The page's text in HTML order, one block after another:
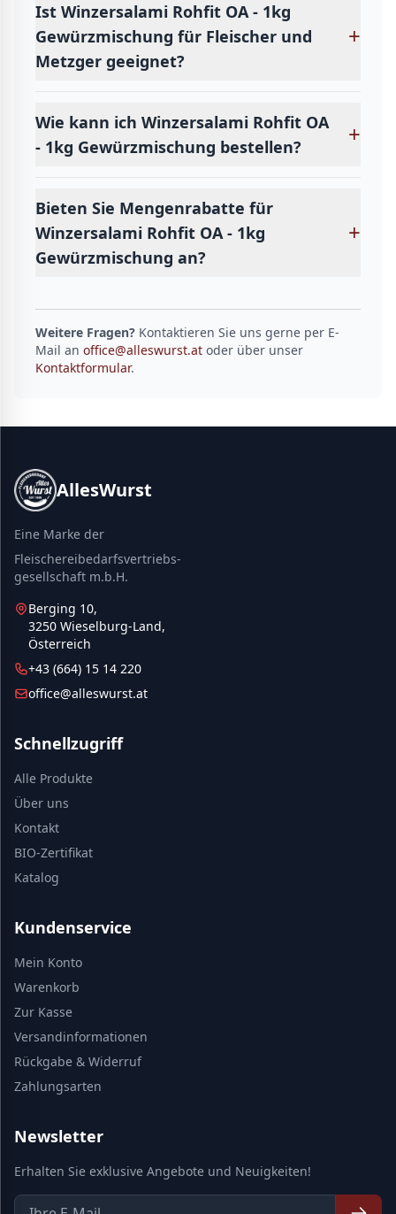
Ist Winzersalami Rohfit OA - 1kg
Gewürzmischung für Fleischer und
Metzger geeignet?
+
Wie kann ich Winzersalami Rohfit OA
- 1kg Gewürzmischung bestellen?
+
Bieten Sie Mengenrabatte für
Winzersalami Rohfit OA - 1kg
Gewürzmischung an?
+
Weitere Fragen? Kontaktieren Sie uns gerne per E-
Mail an office@alleswurst.at oder über unser
Kontaktformular.
AllesWurst
Eine Marke der
Fleischereibedarfsvertriebs-
gesellschaft m.b.H.
Berging 10,
3250 Wieselburg-Land,
Österreich
+43 (664) 15 14 220
office@alleswurst.at
Schnellzugriff
Alle Produkte
Über uns
Kontakt
BIO-Zertifikat
Katalog
Kundenservice
Mein Konto
Warenkorb
Zur Kasse
Versandinformationen
Rückgabe & Widerruf
Zahlungsarten
Newsletter
Erhalten Sie exklusive Angebote und Neuigkeiten!